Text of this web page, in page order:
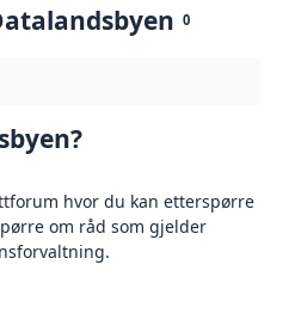
0
hvor du kan etterspørre
om råd som gjelder